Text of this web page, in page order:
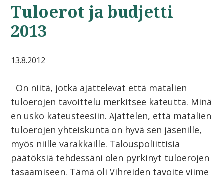
Tuloerot ja budjetti
2013
13.8.2012
On niitä, jotka ajattelevat että matalien
tuloerojen tavoittelu merkitsee kateutta. Minä
en usko kateusteesiin. Ajattelen, että matalien
tuloerojen yhteiskunta on hyvä sen jäsenille,
myös niille varakkaille. Talouspoliittisia
päätöksiä tehdessäni olen pyrkinyt tuloerojen
tasaamiseen. Tämä oli Vihreiden tavoite viime